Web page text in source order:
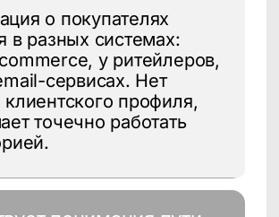
маркетинга
не видят полной
пришёл по акции, кто
покупку,
digital-
на офлайн-